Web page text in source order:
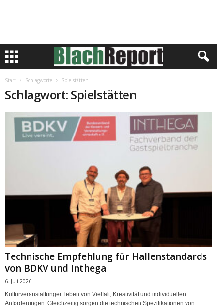
Start Schlagworte Spielstätten
Schlagwort: Spielstätten
Technische Empfehlung für Hallenstandards
von BDKV und Inthega
6. Juli 2026
Kulturveranstaltungen leben von Vielfalt, Kreativität und individuellen
Anforderungen. Gleichzeitig sorgen die technischen Spezifikationen von